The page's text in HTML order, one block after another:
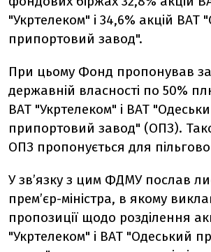
"Укртелеком" і 34,6% акцій ВАТ
припортовий завод".
При цьому Фонд пропонував
державній власності по 50%
ВАТ "Укртелеком" і ВАТ
припортовий завод" (ОПЗ).
ОПЗ пропонується для
У зв’язку з цим ФДМУ послав
прем’єр-міністра, в якому
пропозиції щодо розділення
"Укртелеком" і ВАТ "Одеський